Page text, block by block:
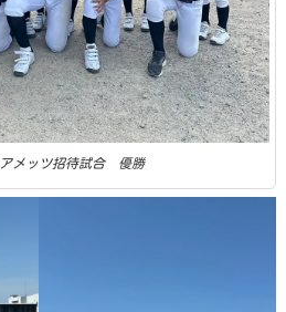
メッツ招待試合 優勝